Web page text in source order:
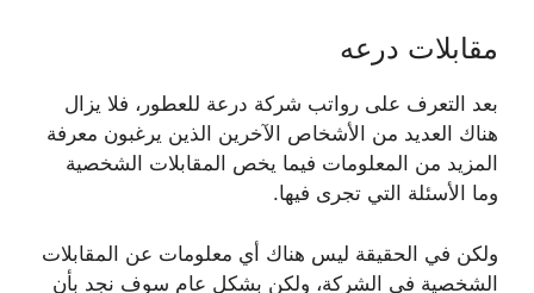
مقابلات درعه
بعد التعرف على رواتب شركة درعة للعطور، فلا يزال
هناك العديد من الأشخاص الآخرين الذين يرغبون معرفة
المزيد من المعلومات فيما يخص المقابلات الشخصية
وما الأسئلة التي تجرى فيها.
ولكن في الحقيقة ليس هناك أي معلومات عن المقابلات
الشخصية في الشركة، ولكن بشكل عام سوف نجد بأن